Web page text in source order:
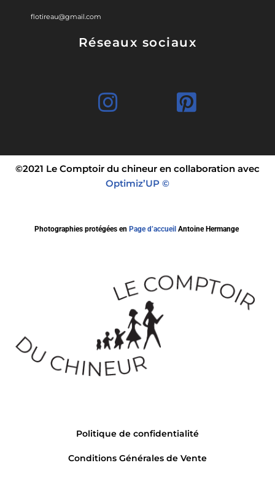
flotireau@gmail.com
Réseaux sociaux
©2021 Le Comptoir du chineur en collaboration avec
Optimiz’UP ©
Photographies protégées en Page d’accueil Antoine Hermange
Politique de confidentialité
Conditions Générales de Vente